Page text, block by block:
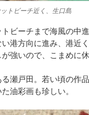
トビーチ近く、生口島
ビーチまで海風の中進
港方向に進み、港近
強いので、こまめに休
瀬戸田。若い頃の作
油彩画も珍しい。